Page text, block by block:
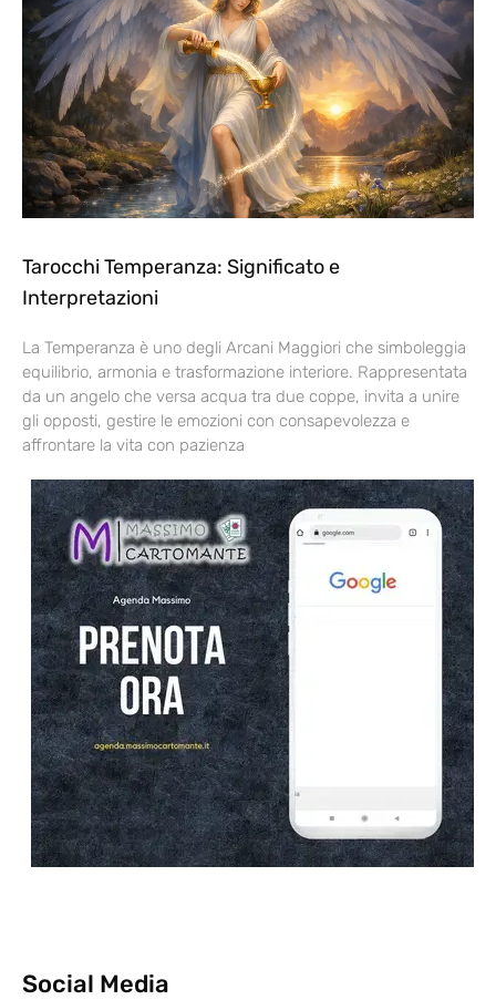
Tarocchi Temperanza: Significato e
Interpretazioni
La Temperanza è uno degli Arcani Maggiori che simboleggia
equilibrio, armonia e trasformazione interiore. Rappresentata
da un angelo che versa acqua tra due coppe, invita a unire
gli opposti, gestire le emozioni con consapevolezza e
affrontare la vita con pazienza
Social Media